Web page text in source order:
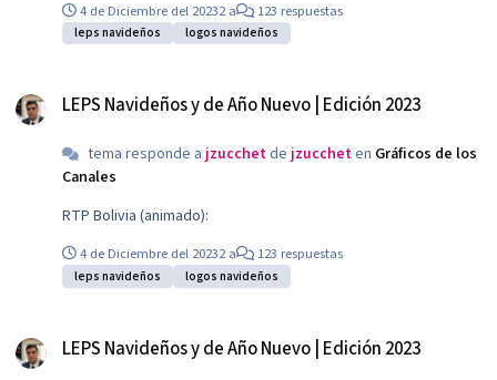
4 de Diciembre del 20232 a 123 respuestas
leps navideños logos navideños
LEPS Navideños y de Año Nuevo | Edición 2023
tema responde ajzucchetdejzuccheten Gráficos de los
Canales
RTP Bolivia (animado):
4 de Diciembre del 20232 a 123 respuestas
leps navideños logos navideños
LEPS Navideños y de Año Nuevo | Edición 2023